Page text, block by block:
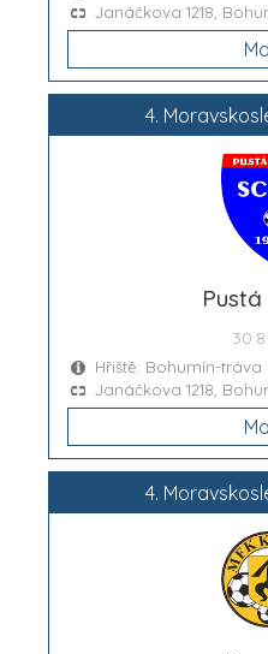
Janáčkova 1218,
4.
Hřiště: Bohumín-tráva
Janáčkova 1218,
4.